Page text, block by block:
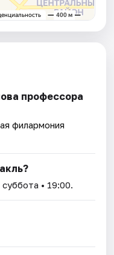
профессора
филармония
суббота • 19:00.